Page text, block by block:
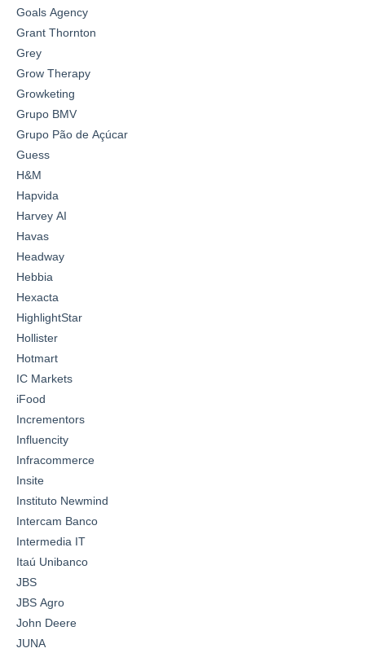
Goals Agency
Grant Thornton
Grey
Grow Therapy
Growketing
Grupo BMV
Grupo Pão de Açúcar
Guess
H&M
Hapvida
Harvey AI
Havas
Headway
Hebbia
Hexacta
HighlightStar
Hollister
Hotmart
IC Markets
iFood
Incrementors
Influencity
Infracommerce
Insite
Instituto Newmind
Intercam Banco
Intermedia IT
Itaú Unibanco
JBS
JBS Agro
John Deere
JUNA